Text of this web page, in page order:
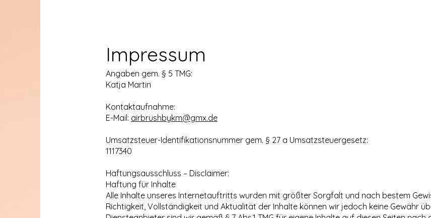
Impressum
Angaben gem. § 5 TMG:
Katja Martin
Kontaktaufnahme:
E-Mail: airbrushbykm@gmx.de
Umsatzsteuer-Identifikationsnummer gem. § 27 a Umsatzsteuergesetz:
1117340
Haftungsausschluss – Disclaimer:
Haftung für Inhalte
Alle Inhalte unseres Internetauftritts wurden mit größter Sorgfalt und nach bestem
Richtigkeit, Vollständigkeit und Aktualität der Inhalte können wir jedoch keine Gewähr